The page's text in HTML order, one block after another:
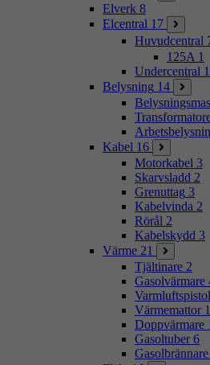
Elverk 8
Elcentral 17
Huvudcentral
125A 1
Undercentral
Belysning 14
Kabel 16
Motorkabel 3
Skarvsladd 2
Grenuttag 3
Kabelvinda 2
Rörål 2
Kabelskydd 3
Värme 21
Tjältinare 2
Gasolvärmare
Varmluftspistol
Värmemattor 1
Doppvärmare
Gasoltuber 6
Gasolbrännare